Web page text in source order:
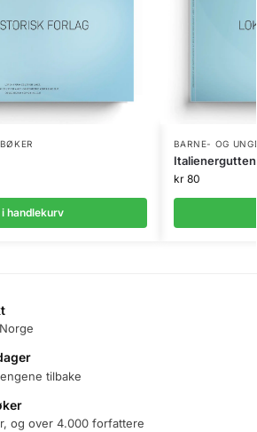
handlekurv
BARNE- OG
kr80
tilbake
og over 4.000 forfattere